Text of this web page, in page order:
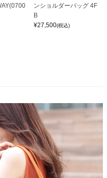
ンショルダーバッグ 4F
B
¥27,500(税込)